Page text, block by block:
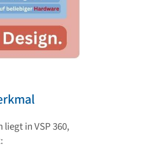
in VSP 360,